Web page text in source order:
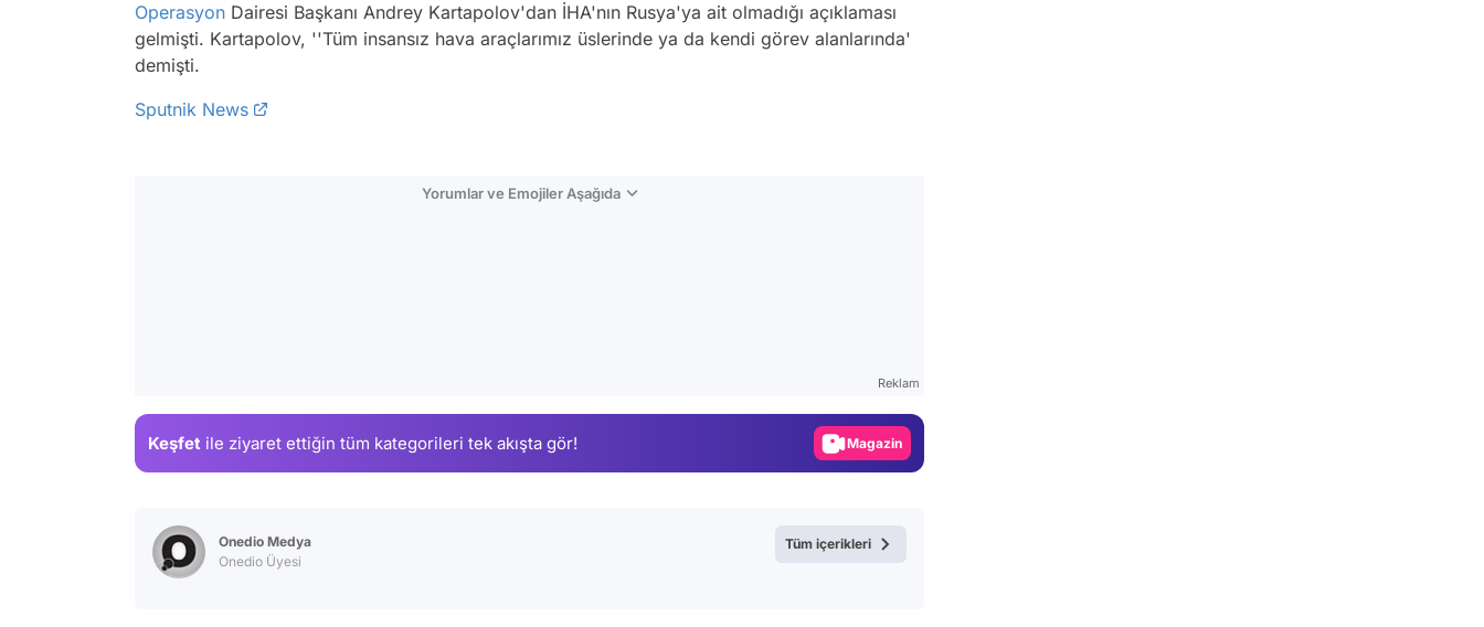
Operasyon Dairesi Başkanı Andrey Kartapolov'dan İHA'nın Rusya'ya ait olmadığı açıklaması
gelmişti. Kartapolov, ''Tüm insansız hava araçlarımız üslerinde ya da kendi görev alanlarında'
demişti.
Sputnik News
Yorumlar ve Emojiler Aşağıda
Reklam
Keşfet ile ziyaret ettiğin tüm kategorileri tek akışta gör! Magazin
Onedio Medya
Onedio Üyesi
Tüm içerikleri